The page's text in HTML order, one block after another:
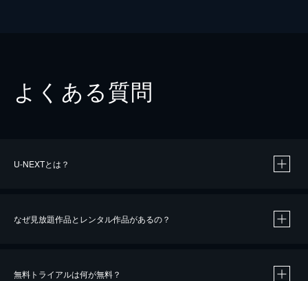
よくある質問
U-NEXTとは？
なぜ見放題作品とレンタル作品があるの？
無料トライアルは何が無料？